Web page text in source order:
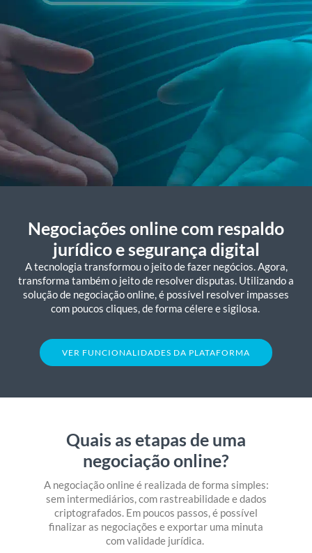
onde há diálogo, há
solução
INICIE UMA NEGOCIAÇÃO
Negociações online com respaldo
jurídico e segurança digital
A tecnologia transformou o jeito de fazer negócios. Agora,
transforma também o jeito de resolver disputas. Utilizando a
solução de negociação online, é possível resolver impasses
com poucos cliques, de forma célere e sigilosa.
VER FUNCIONALIDADES DA PLATAFORMA
Quais as etapas de uma
negociação online?
A negociação online é realizada de forma simples:
sem intermediários, com rastreabilidade e dados
criptografados. Em poucos passos, é possível
finalizar as negociações e exportar uma minuta
com validade jurídica.